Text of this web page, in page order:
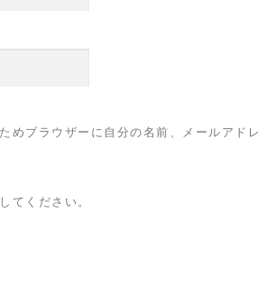
めブラウザーに自分の名前、メールアド
てください。